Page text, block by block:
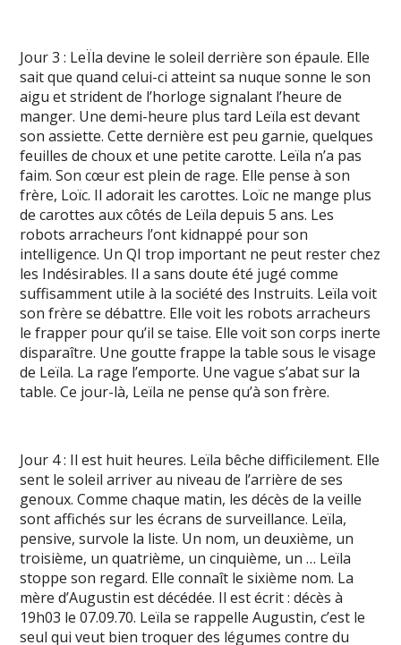
Jour 3 : LeÏla devine le soleil derrière son épaule. Elle
sait que quand celui-ci atteint sa nuque sonne le son
aigu et strident de l’horloge signalant l’heure de
manger. Une demi-heure plus tard Leïla est devant
son assiette. Cette dernière est peu garnie, quelques
feuilles de choux et une petite carotte. Leïla n’a pas
faim. Son cœur est plein de rage. Elle pense à son
frère, Loïc. Il adorait les carottes. Loïc ne mange plus
de carottes aux côtés de Leïla depuis 5 ans. Les
robots arracheurs l’ont kidnappé pour son
intelligence. Un QI trop important ne peut rester chez
les Indésirables. Il a sans doute été jugé comme
suffisamment utile à la société des Instruits. Leïla voit
son frère se débattre. Elle voit les robots arracheurs
le frapper pour qu’il se taise. Elle voit son corps inerte
disparaître. Une goutte frappe la table sous le visage
de Leïla. La rage l’emporte. Une vague s’abat sur la
table. Ce jour-là, Leïla ne pense qu’à son frère.
Jour 4 : Il est huit heures. Leïla bêche difficilement. Elle
sent le soleil arriver au niveau de l’arrière de ses
genoux. Comme chaque matin, les décès de la veille
sont affichés sur les écrans de surveillance. Leïla,
pensive, survole la liste. Un nom, un deuxième, un
troisième, un quatrième, un cinquième, un … Leïla
stoppe son regard. Elle connaît le sixième nom. La
mère d’Augustin est décédée. Il est écrit : décès à
19h03 le 07.09.70. Leïla se rappelle Augustin, c’est le
seul qui veut bien troquer des légumes contre du